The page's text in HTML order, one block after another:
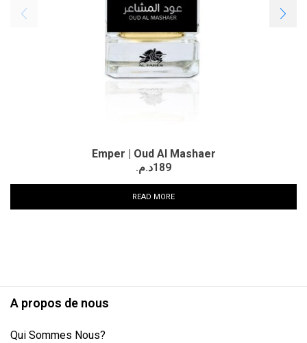
Emper | Oud Al Mashaer
189د.م.
READ MORE
A propos de nous
Qui Sommes Nous?